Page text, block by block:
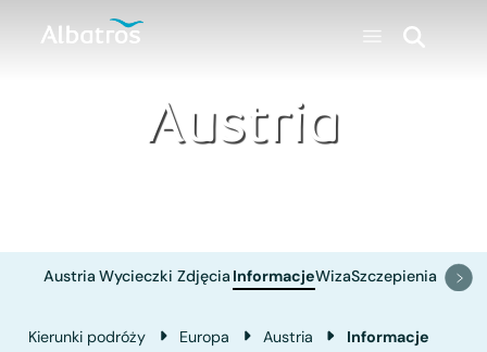
Austria
Austria Wycieczki Zdjęcia InformacjeWizaSzczepienia
Kierunki podróży Europa Austria Informacje